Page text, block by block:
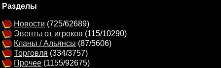
Разделы
Новости (725/62689)
Эвенты от игроков (115/10290)
Кланы / Альянсы (87/5606)
Торговля (334/3757)
Прочее (1155/92675)